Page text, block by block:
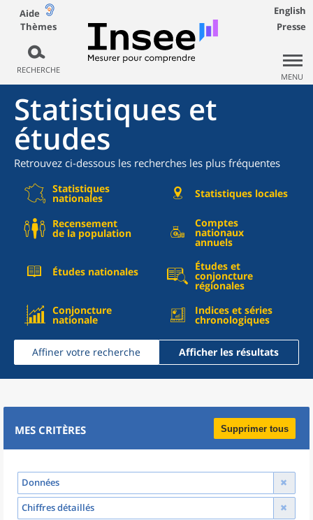
Aide
Thèmes
RECHERCHE
English
Presse
MENU
Statistiques et
études
Retrouvez ci-dessous les recherches les plus fréquentes
Statistiques
nationales Statistiques locales
Recensement
de la population
Comptes
nationaux
annuels
Études nationales Études et
conjoncture
régionales
Conjoncture
nationale
Indices et séries
chronologiques
Affiner votre recherche Afficher les résultats
MES CRITÈRES Supprimer tous
Données
Chiffres détaillés